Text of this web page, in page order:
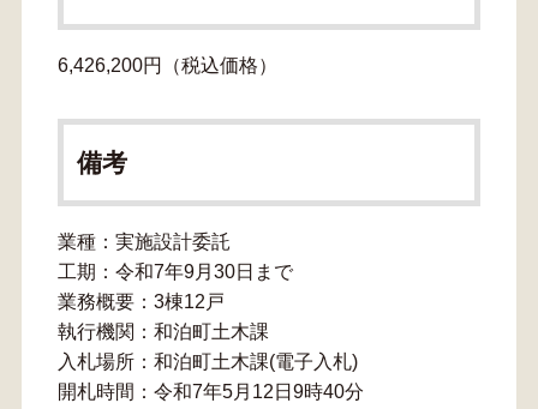
6,426,200円（税込価格）
備考
業種：実施設計委託
工期：令和7年9月30日まで
業務概要：3棟12戸
執行機関：和泊町土木課
入札場所：和泊町土木課(電子入札)
開札時間：令和7年5月12日9時40分